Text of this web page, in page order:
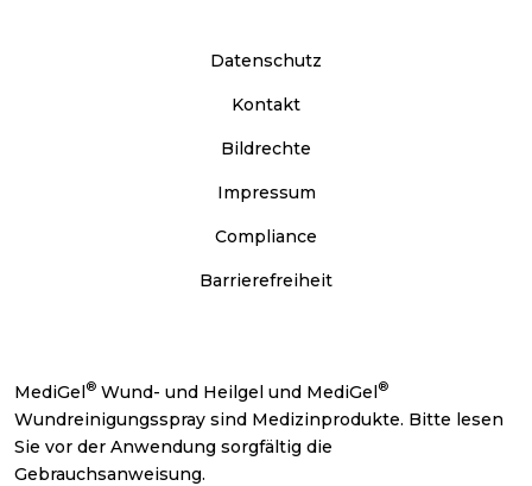
Datenschutz
Kontakt
Bildrechte
Impressum
Compliance
Barrierefreiheit
MediGel® Wund- und Heilgel und MediGel®
Wundreinigungsspray sind Medizinprodukte. Bitte lesen
Sie vor der Anwendung sorgfältig die
Gebrauchsanweisung.